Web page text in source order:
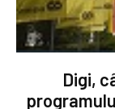
Digi,